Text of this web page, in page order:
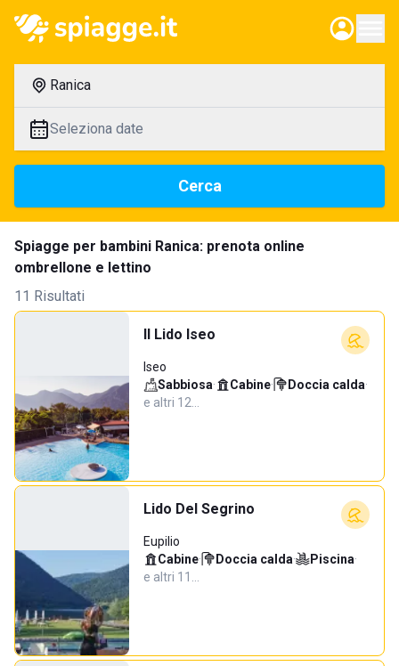
Ranica
Seleziona date
Cerca
Spiagge per bambini Ranica: prenota online
ombrellone e lettino
11 Risultati
Il Lido Iseo
Iseo
Sabbiosa· Cabine· Doccia calda·
e altri 12…
Lido Del Segrino
Eupilio
Cabine· Doccia calda· Piscina·
e altri 11…